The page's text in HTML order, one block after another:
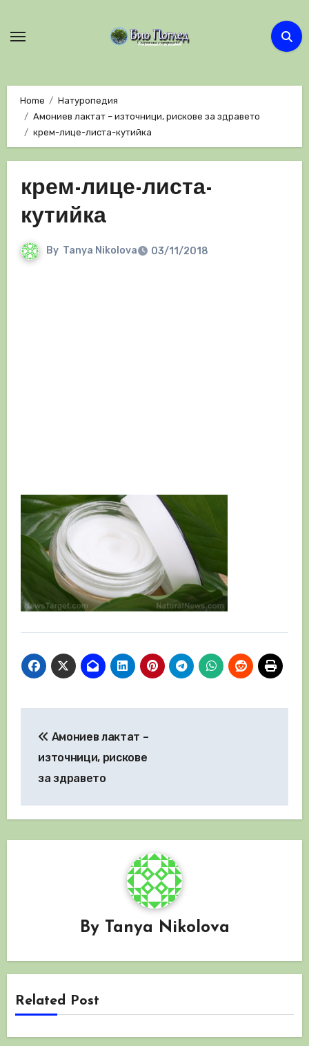
Home
Натуропедия
Амониев лактат – източници, рискове за здравето
крем-лице-листа-кутийка
крем-лице-листа-
кутийка
By Tanya Nikolova 03/11/2018
Амониев лактат –
източници, рискове
за здравето
By Tanya Nikolova
Related Post